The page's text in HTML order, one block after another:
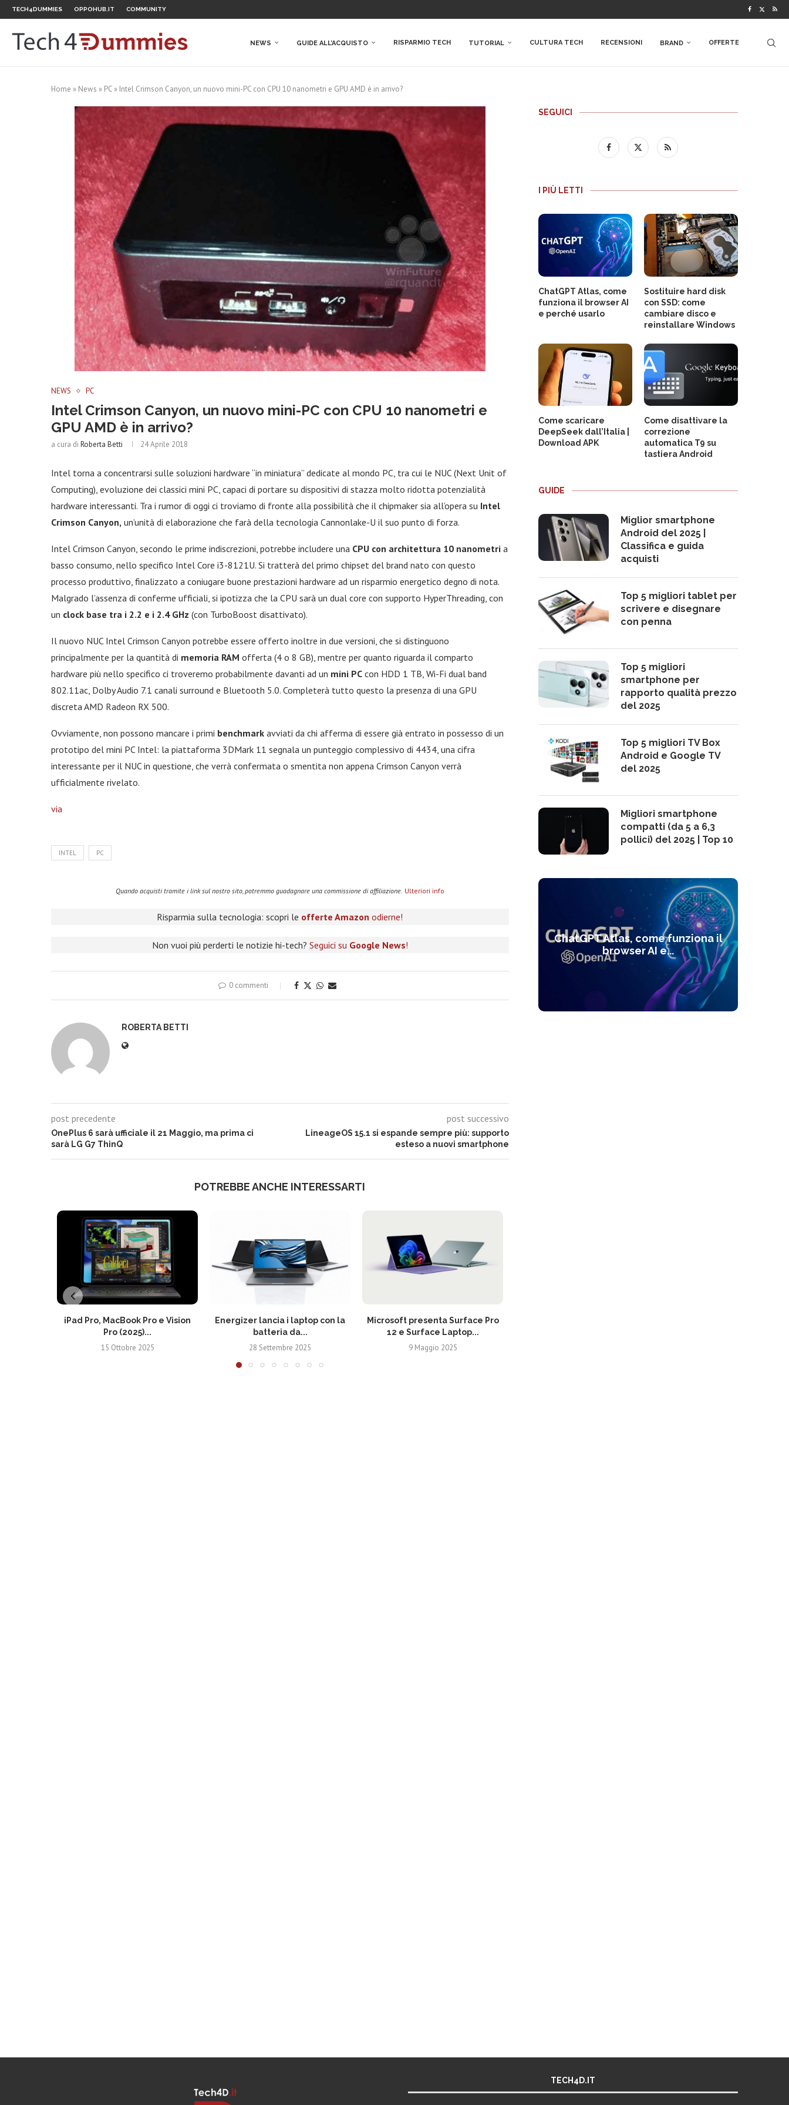
TECH4DUMMIES OPPOHUB.IT COMMUNITY
NEWS GUIDE ALL’ACQUISTO RISPARMIO TECH TUTORIAL CULTURA TECH RECENSIONI BRAND OFFERTE
Home » News » PC » Intel Crimson Canyon, un nuovo mini-PC con CPU 10 nanometri e GPU AMD è in arrivo?
NEWS PC
Intel Crimson Canyon, un nuovo mini-PC con CPU 10 nanometri e
GPU AMD è in arrivo?
a cura di Roberta Betti 24 Aprile 2018
Intel torna a concentrarsi sulle soluzioni hardware “in miniatura” dedicate al mondo PC, tra cui le NUC (Next Unit of
Computing), evoluzione dei classici mini PC, capaci di portare su dispositivi di stazza molto ridotta potenzialità
hardware interessanti. Tra i rumor di oggi ci troviamo di fronte alla possibilità che il chipmaker sia all’opera su Intel
Crimson Canyon, un’unità di elaborazione che farà della tecnologia Cannonlake-U il suo punto di forza.
Intel Crimson Canyon, secondo le prime indiscrezioni, potrebbe includere una CPU con architettura 10 nanometri a
basso consumo, nello specifico Intel Core i3-8121U. Si tratterà del primo chipset del brand nato con questo
processo produttivo, finalizzato a coniugare buone prestazioni hardware ad un risparmio energetico degno di nota.
Malgrado l’assenza di conferme ufficiali, si ipotizza che la CPU sarà un dual core con supporto HyperThreading, con
un clock base tra i 2.2 e i 2.4 GHz (con TurboBoost disattivato).
Il nuovo NUC Intel Crimson Canyon potrebbe essere offerto inoltre in due versioni, che si distinguono
principalmente per la quantità di memoria RAM offerta (4 o 8 GB), mentre per quanto riguarda il comparto
hardware più nello specifico ci troveremo probabilmente davanti ad un mini PC con HDD 1 TB, Wi-Fi dual band
802.11ac, Dolby Audio 7.1 canali surround e Bluetooth 5.0. Completerà tutto questo la presenza di una GPU
discreta AMD Radeon RX 500.
Ovviamente, non possono mancare i primi benchmark avviati da chi afferma di essere già entrato in possesso di un
prototipo del mini PC Intel: la piattaforma 3DMark 11 segnala un punteggio complessivo di 4434, una cifra
interessante per il NUC in questione, che verrà confermata o smentita non appena Crimson Canyon verrà
ufficialmente rivelato.
via
INTEL PC
Quando acquisti tramite i link sul nostro sito, potremmo guadagnare una commissione di affiliazione. Ulteriori info
Risparmia sulla tecnologia: scopri le offerte Amazon odierne!
Non vuoi più perderti le notizie hi-tech? Seguici su Google News!
0 commenti
ROBERTA BETTI
post precedente
OnePlus 6 sarà ufficiale il 21 Maggio, ma prima ci
sarà LG G7 ThinQ
post successivo
LineageOS 15.1 si espande sempre più: supporto
esteso a nuovi smartphone
POTREBBE ANCHE INTERESSARTI
iPad Pro, MacBook Pro e Vision
Pro (2025)...
15 Ottobre 2025
Energizer lancia i laptop con la
batteria da...
28 Settembre 2025
Microsoft presenta Surface Pro
12 e Surface Laptop...
9 Maggio 2025
SEGUICI
I PIÙ LETTI
ChatGPT Atlas, come
funziona il browser AI
e perché usarlo
Sostituire hard disk
con SSD: come
cambiare disco e
reinstallare Windows
Come scaricare
DeepSeek dall’Italia |
Download APK
Come disattivare la
correzione
automatica T9 su
tastiera Android
GUIDE
Miglior smartphone
Android del 2025 |
Classifica e guida
acquisti
Top 5 migliori tablet per
scrivere e disegnare
con penna
Top 5 migliori
smartphone per
rapporto qualità prezzo
del 2025
Top 5 migliori TV Box
Android e Google TV
del 2025
Migliori smartphone
compatti (da 5 a 6,3
pollici) del 2025 | Top 10
ChatGPT Atlas, come funziona il
browser AI e...
TECH4D.IT